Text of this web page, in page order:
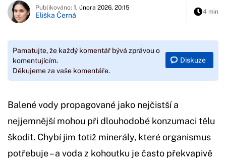
Publikováno: 1. února 2026, 20:15
Eliška Černá 4 min
Pamatujte, že každý komentář bývá zprávou o
komentujícím.
Děkujeme za vaše komentáře.
Diskuze
Balené vody propagované jako nejčistší a
nejjemnější mohou při dlouhodobé konzumaci tělu
škodit. Chybí jim totiž minerály, které organismus
potřebuje – a voda z kohoutku je často překvapivě